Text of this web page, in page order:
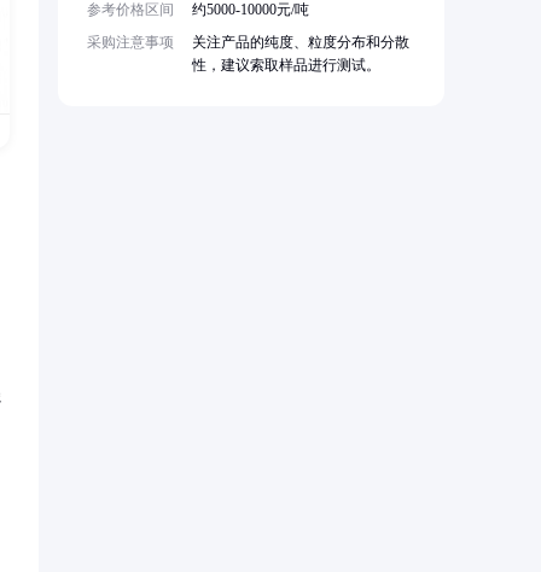
参考价格区间
约5000-10000元/吨
采购注意事项
关注产品的纯度、粒度分布和分散
性，建议索取样品进行测试。